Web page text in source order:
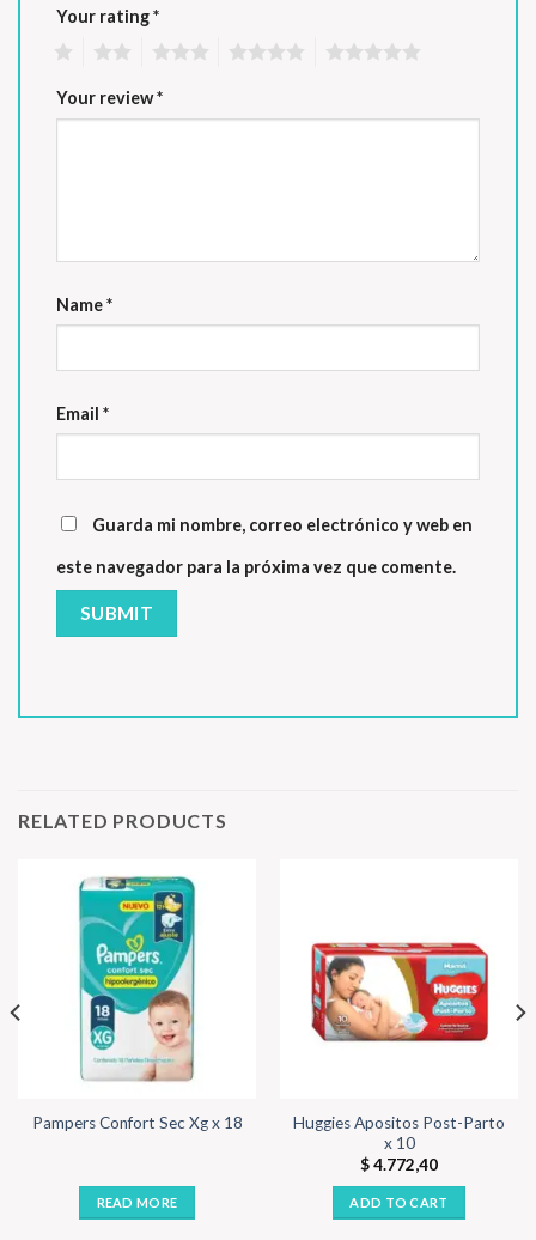
Your rating*
Your review*
Name*
Email *
Guarda mi nombre, correo electrónico y web en
este navegador para la próxima vez que comente.
RELATED PRODUCTS
Pampers Confort Sec Xg x 18
READ MORE
Huggies Apositos Post-Parto
x 10
$4.772,40
ADD TO CART